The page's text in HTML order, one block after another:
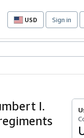
USD
Site
preferences
Sign in
I.